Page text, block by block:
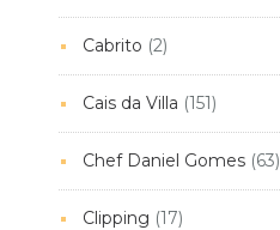
Cabrito (2)
Cais da Villa (151)
Chef Daniel Gomes(63)
Clipping (17)